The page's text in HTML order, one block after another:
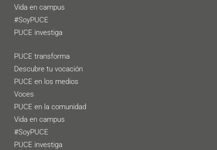
Vida en campus
#SoyPUCE
PUCE investiga
PUCE transforma
Descubre tu vocación
PUCE en los medios
Voces
PUCE en la comunidad
Vida en campus
#SoyPUCE
PUCE investiga